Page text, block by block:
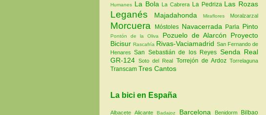
Humanes La Bola La Cabrera La Pedriza Las Rozas
Leganés Majadahonda Miraflores Moralzarzal
Morcuera Móstoles Navacerrada Parla Pinto
Pontón de la Oliva Pozuelo de Alarcón Proyecto
BicisurRascafría Rivas-Vaciamadrid San Fernando de
HenaresSan Sebastián de los Reyes Senda Real
GR-124Soto del Real Torrejón de ArdozTorrelaguna
Transcam Tres Cantos
La bici en España
AlbaceteAlicanteBadajoz Barcelona Benidorm Bilbao